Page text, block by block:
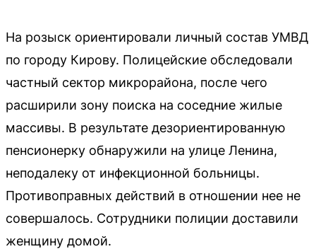
На розыск ориентировали личный состав УМВД
по городу Кирову. Полицейские обследовали
частный сектор микрорайона, после чего
расширили зону поиска на соседние жилые
массивы. В результате дезориентированную
пенсионерку обнаружили на улице Ленина,
неподалеку от инфекционной больницы.
Противоправных действий в отношении нее не
совершалось. Сотрудники полиции доставили
женщину домой.